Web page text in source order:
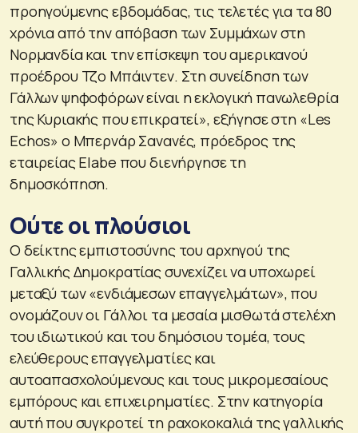
προηγούμενης εβδομάδας, τις τελετές για τα 80
χρόνια από την απόβαση των Συμμάχων στη
Νορμανδία και την επίσκεψη του αμερικανού
προέδρου Τζο Μπάιντεν. Στη συνείδηση των
Γάλλων ψηφοφόρων είναι η εκλογική πανωλεθρία
της Κυριακής που επικρατεί», εξήγησε στη «Les
Echos» ο Μπερνάρ Σανανές, πρόεδρος της
εταιρείας Elabe που διενήργησε τη
δημοσκόπηση.
Ούτε οι πλούσιοι
Ο δείκτης εμπιστοσύνης του αρχηγού της
Γαλλικής Δημοκρατίας συνεχίζει να υποχωρεί
μεταξύ των «ενδιάμεσων επαγγελμάτων», που
ονομάζουν οι Γάλλοι τα μεσαία μισθωτά στελέχη
του ιδιωτικού και του δημόσιου τομέα, τους
ελεύθερους επαγγελματίες και
αυτοαπασχολούμενους και τους μικρομεσαίους
εμπόρους και επιχειρηματίες. Στην κατηγορία
αυτή που συγκροτεί τη ραχοκοκαλιά της γαλλικής